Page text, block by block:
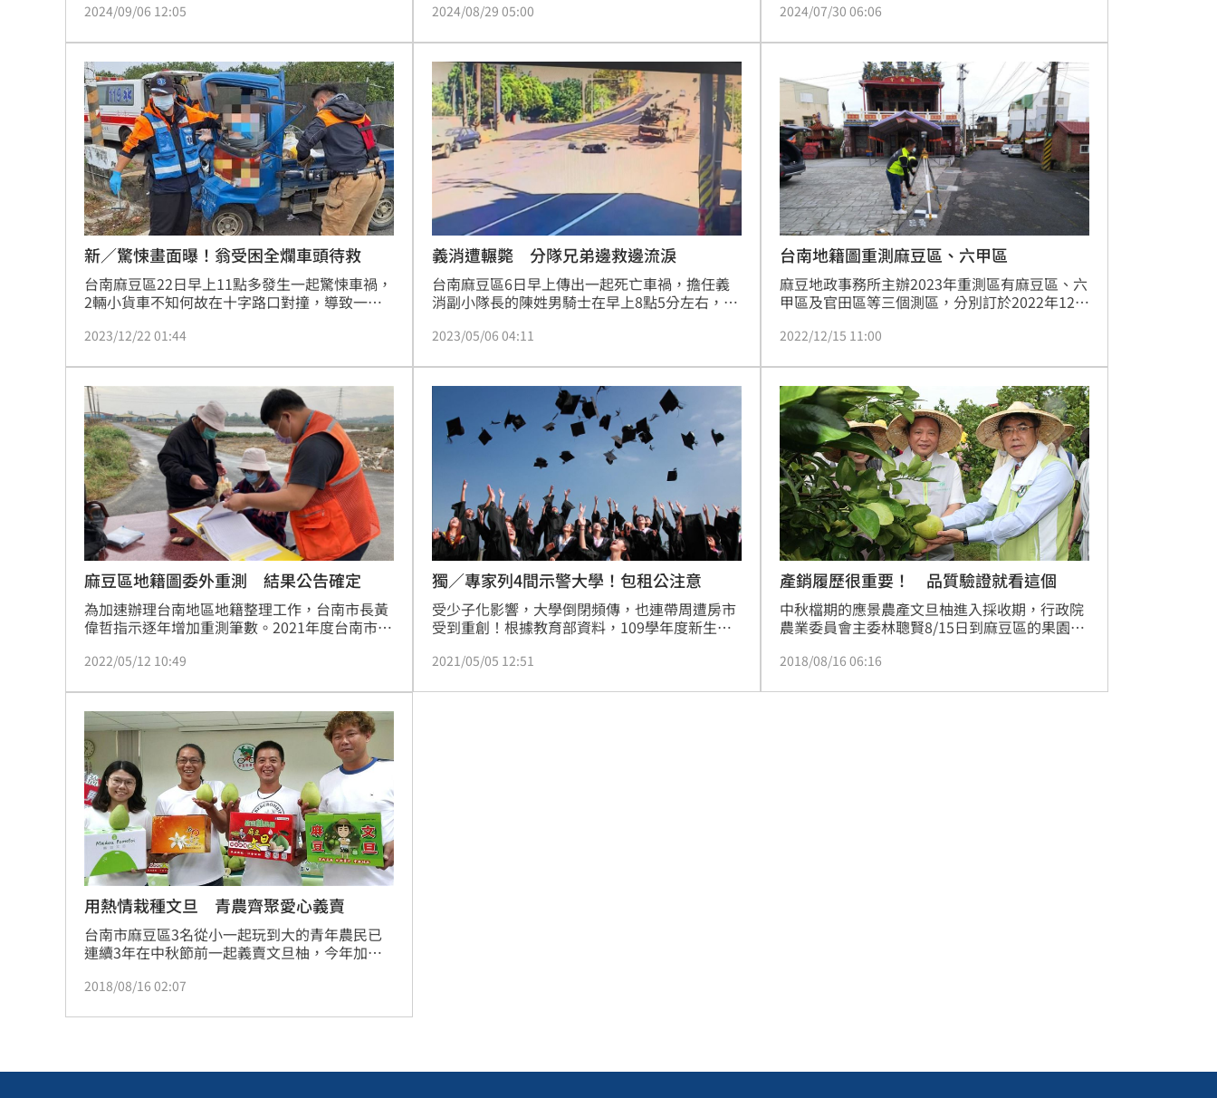
駛突然開動，當場把人輾斃；目前已通報警方到
件，後續將調查事故原因，並將涉案駕駛依法送
辦。
2024/09/06 12:05
再添一處曾文願景園區之後，市政推動可望發揮
法委員林俊憲，以及市議員陳秋宏、李文俊、吳
通龍等皆到場共襄盛舉。
2024/08/29 05:00
許，換麻豆區一處魚塭傳出有人溺水，同樣也是
亡。兩起溺水致死案，後續警方都報請檢方相驗
2024/07/30 06:06
新／驚悚畫面曝！翁受困全爛車頭待救
台南麻豆區22日早上11點多發生一起驚悚車禍，
2輛小貨車不知何故在十字路口對撞，導致一車
後派前人車前往救援，其中王姓男子無明顯外傷
出動破壞器材破壞車體後才順利脫困，但駕駛左
腳骨折及肢體擦挫傷，所幸意識清楚送往柳營奇
美醫院救治，詳細車禍原因正由警方調查中。
2023/12/22 01:44
義消遭輾斃 分隊兄弟邊救邊流淚
台南麻豆區6日早上傳出一起死亡車禍，擔任義
消副小隊長的陳姓男騎士在早上8點5分左右，騎
土加壓車撞上後輾過，但肇事駕駛並未下車察看
時發現死者是自家的打火兄弟，當場難過不已，
警方後來循線查獲肇事的吳姓司機，但他否認肇
逃，全案目前仍在釐清中。
2023/05/06 04:11
台南地籍圖重測麻豆區、六甲區
麻豆地政事務所主辦2023年重測區有麻豆區、六
甲區及官田區等三個測區，分別訂於2022年12月
12月14日(週三)於六甲區七甲龍湖聯合多功能活
2022/12/15 11:00
麻豆區地籍圖委外重測 結果公告確定
為加速辦理台南地區地籍整理工作，台南市長黃
偉哲指示逐年增加重測筆數。2021年度台南市政
前北勢寮段、港子尾段、海埔段、大山腳段、埤
圖重測。
2022/05/12 10:49
獨／專家列4間示警大學！包租公注意
受少子化影響，大學倒閉頻傳，也連帶周遭房市
受到重創！根據教育部資料，109學年度新生註
技大學、大同技術學院、台灣首府大學、東方設
屋總監陳傑鳴預警，如果學校就在「田中央」，
2021/05/05 12:51
產銷履歷很重要！ 品質驗證就看這個
中秋檔期的應景農產文旦柚進入採收期，行政院
農業委員會主委林聰賢8/15日到麻豆區的果園主
望消費者多採購安全又好吃的文旦柚。
2018/08/16 06:16
用熱情栽種文旦 青農齊聚愛心義賣
台南市麻豆區3名從小一起玩到大的青年農民已
連續3年在中秋節前一起義賣文旦柚，今年加上
的農產，也回饋部分營收給社福單位。
2018/08/16 02:07